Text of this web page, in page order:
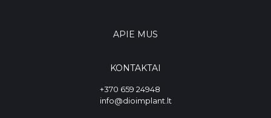
APIE MUS
KONTAKTAI
+370 659 24948
info@dioimplant.lt